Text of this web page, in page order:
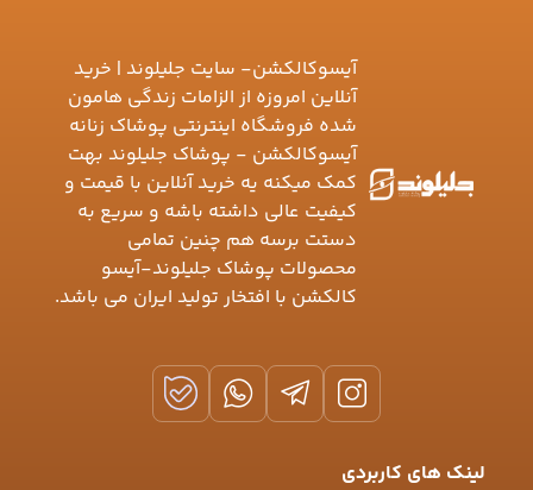
آیسوکالکشن- سایت جلیلوند | خرید
آنلاین امروزه از الزامات زندگی هامون
شده فروشگاه اینترنتی پوشاک زنانه
آیسوکالکشن - پوشاک جلیلوند بهت
کمک میکنه یه خرید آنلاین با قیمت و
کیفیت عالی داشته باشه و سریع به
دستت برسه هم چنین تمامی
محصولات پوشاک جلیلوند-آیسو
کالکشن با افتخار تولید ایران می باشد.
لینک های کاربردی